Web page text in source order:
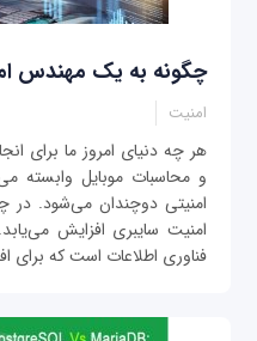
چگونه به یک مهندس
امنیت
هر چه دنیای امروز ما برای
و محاسبات موبایل وابسته
امنیتی دو‌چندان می‌شود. در
امنیت سایبری افزایش
فناوری اطلاعات است که برای